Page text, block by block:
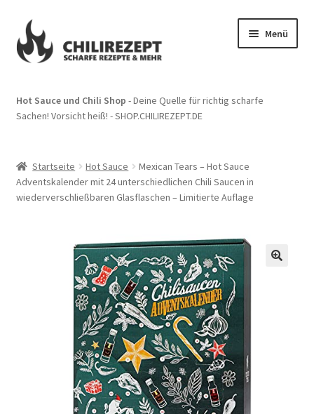
Zur
Navigation
springen
Zum
Inhalt
springen
Menü
Impressum
Mein Konto
Hot Sauce und Chili Shop - Deine Quelle für richtig scharfe
Sachen! Vorsicht heiß! - SHOP.CHILIREZEPT.DE
Startseite Hot Sauce
Mexican Tears – Hot Sauce
Adventskalender mit 24 unterschiedlichen Chili Saucen in
wiederverschließbaren Glasflaschen – Limitierte Auflage